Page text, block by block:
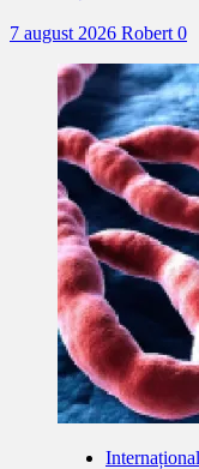
7 august 2026 Robert 0
Internațional